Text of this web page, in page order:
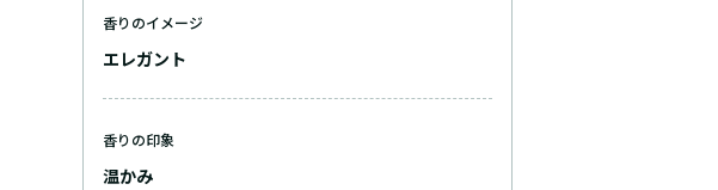
香りのイメージ
エレガント
香りの印象
温かみ